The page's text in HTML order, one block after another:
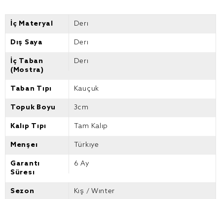
İç Materyal Deri
Dış Saya Deri
İç Taban
(Mostra)
Deri
Taban Tipi Kauçuk
Topuk Boyu 3cm
Kalıp Tipi Tam Kalıp
Menşei Türkiye
Garanti
Süresi
6 Ay
Sezon Kış / Winter